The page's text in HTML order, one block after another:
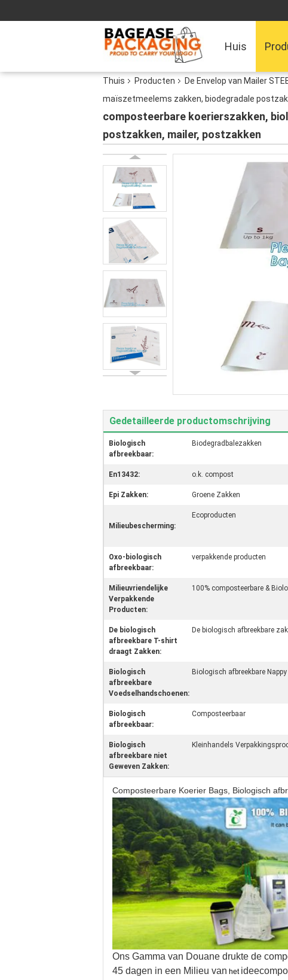
Huis
Thuis Producten De Envelop van Mailer
maïszetmeelems zakken, biodegradale
composteerbare koerierszakken,
postzakken, mailer, postzakken
Gedetailleerde productomschrijving
Biologisch
afbreekbaar:
Biodegradbalezakken
En13432: o.k. compost
Epi Zakken: Groene Zakken
Milieubescherming:
Ecoproducten
Oxo-biologisch
afbreekbaar:
verpakkende producten
Milieuvriendelijke
Verpakkende
Producten:
100% composteerbare &
De biologisch
afbreekbare T-shirt
draagt Zakken:
De biologisch afbreekbare
Biologisch
afbreekbare
Voedselhandschoenen:
Biologisch afbreekbare
Biologisch
afbreekbaar:
Composteerbaar
Biologisch
afbreekbare niet
Geweven Zakken:
Kleinhandels
Composteerbare Koerier Bags, Biologisch
Ons Gamma van Douane drukte de
45 dagen in een Milieu van het